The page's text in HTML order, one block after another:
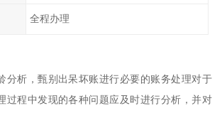
全程办理
分析，甄别出呆坏账进行必要的账务处理对于
过程中发现的各种问题应及时进行分析，并对